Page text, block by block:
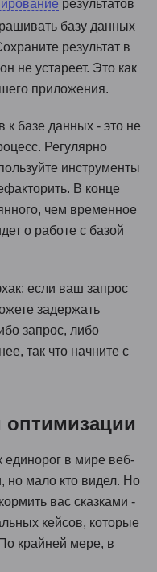
результатов
базу данных
результат в
не устареет. Это как
приложения.
к базе данных - это не
Регулярно
инструменты
В конце
чем временное
о работе с базой
если ваш запрос
задержать
запрос, либо
так что начните с
единорог в мире веб-
но мало кто видел. Но
вас сказками -
кейсов, которые
крайней мере, в